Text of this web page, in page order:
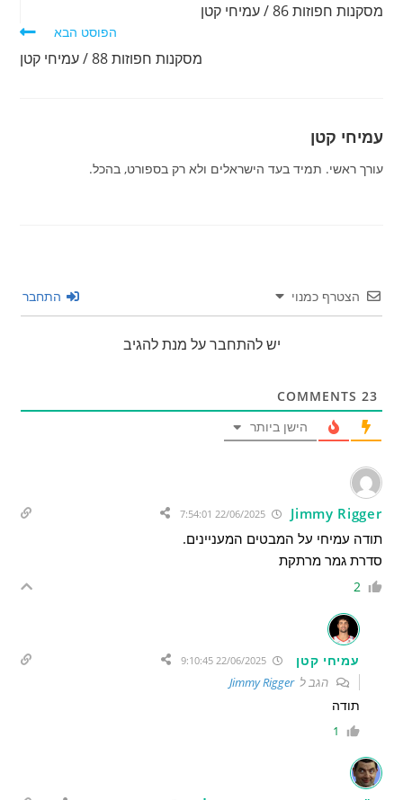
נוספים
מסקנות חפוזות 86 / עמיחי קטן
הפוסט הבא
מסקנות חפוזות 88 / עמיחי קטן
עמיחי קטן
עורך ראשי. תמיד בעד הישראלים ולא רק בספורט, בהכל.
הצטרף כמנוי התחבר
יש להתחבר על מנת להגיב
23
הישן ביותר
Jimmy Rigger
תודה עמיחי על המבטים המעניינים.
סדרת גמר מרתקת
2
עמיחי קטן
הגב לJimmy Rigger
תודה
1